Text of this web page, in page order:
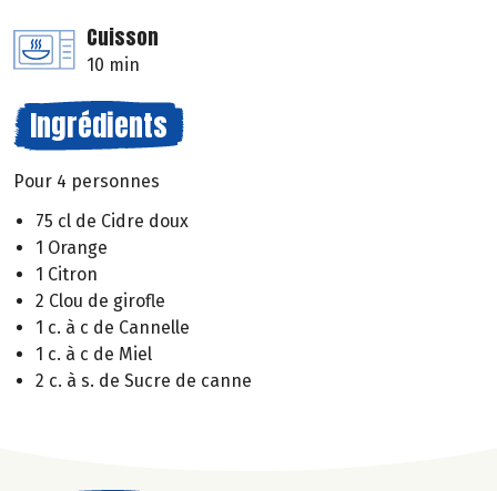
Cuisson
10 min
Ingrédients
Pour 4 personnes
75 cl de Cidre doux
1 Orange
1 Citron
2 Clou de girofle
1 c. à c de Cannelle
1 c. à c de Miel
2 c. à s. de Sucre de canne